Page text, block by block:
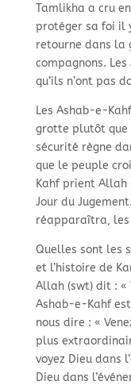
Tamlikha a cru
protéger sa foi il
retourne dans la
compagnons.
qu’ils n’ont pas
Les Ashab-e-
grotte plutôt que
sécurité règne
que le peuple
Kahf prient Allah
Jour du
réapparaîtra, les
Quelles sont les
et l’histoire de
Allah (swt) dit : «
Ashab-e-Kahf
nous dire : «
plus
voyez Dieu dans
Dieu dans